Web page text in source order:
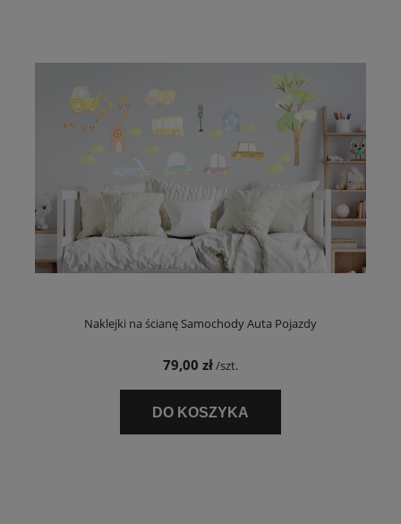
Naklejki na ścianę Samochody Auta Pojazdy
79,00 zł/szt.
DO KOSZYKA